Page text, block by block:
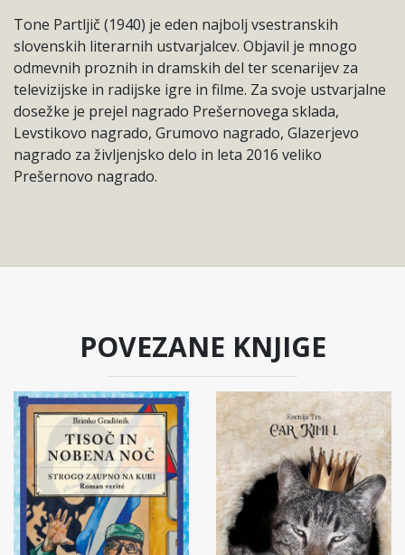
Tone Partljič (1940) je eden najbolj vsestranskih
slovenskih literarnih ustvarjalcev. Objavil je mnogo
odmevnih proznih in dramskih del ter scenarijev za
televizijske in radijske igre in filme. Za svoje ustvarjalne
dosežke je prejel nagrado Prešernovega sklada,
Levstikovo nagrado, Grumovo nagrado, Glazerjevo
nagrado za življenjsko delo in leta 2016 veliko
Prešernovo nagrado.
POVEZANE KNJIGE